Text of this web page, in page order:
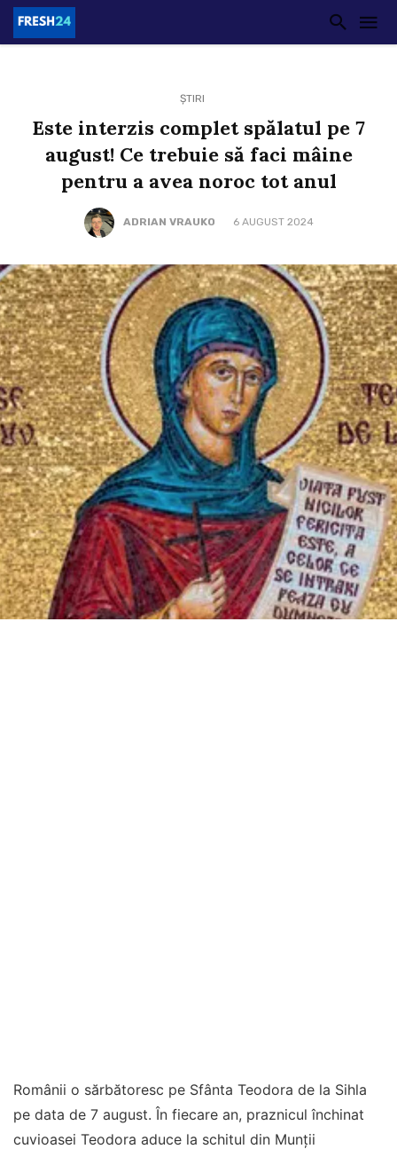
ȘTIRI
Este interzis complet spălatul pe 7
august! Ce trebuie să faci mâine
pentru a avea noroc tot anul
ADRIAN VRAUKO 6 AUGUST 2024
Românii o sărbătoresc pe Sfânta Teodora de la Sihla
pe data de 7 august. În fiecare an, praznicul închinat
cuvioasei Teodora aduce la schitul din Munții